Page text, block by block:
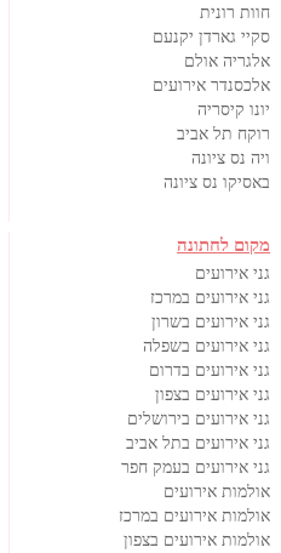
חוות רונית
סקיי גארדן יקנעם
אלגריה אולם
אלכסנדר אירועים
יונו קיסריה
רוקח תל אביב
ויה נס ציונה
באסיקו נס ציונה
מקום לחתונה
גני אירועים
גני אירועים במרכז
גני אירועים בשרון
גני אירועים בשפלה
גני אירועים בדרום
גני אירועים בצפון
גני אירועים בירושלים
גני אירועים בתל אביב
גני אירועים בעמק חפר
אולמות אירועים
אולמות אירועים במרכז
אולמות אירועים בצפון